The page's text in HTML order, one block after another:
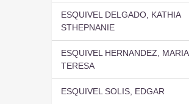
ESQUIVEL DELGADO, KATHIA
STHEPNANIE
ESQUIVEL HERNANDEZ, MARIA
TERESA
ESQUIVEL SOLIS, EDGAR